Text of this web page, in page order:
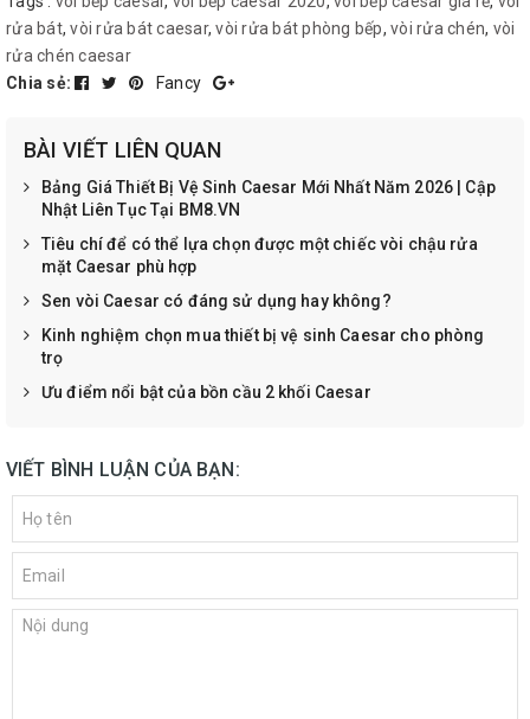
rửa bát,vòi rửa bát caesar,vòi rửa bát phòng bếp, vòi rửa chén, vòi
rửa chén caesar
Chia sẻ:
Fancy
BÀI VIẾT LIÊN QUAN
Bảng Giá Thiết Bị Vệ Sinh Caesar Mới Nhất Năm 2026 | Cập
Nhật Liên Tục Tại BM8.VN
Tiêu chí để có thể lựa chọn được một chiếc vòi chậu rửa
mặt Caesar phù hợp
Sen vòi Caesar có đáng sử dụng hay không?
Kinh nghiệm chọn mua thiết bị vệ sinh Caesar cho phòng
trọ
Ưu điểm nổi bật của bồn cầu 2 khối Caesar
VIẾT BÌNH LUẬN CỦA BẠN: